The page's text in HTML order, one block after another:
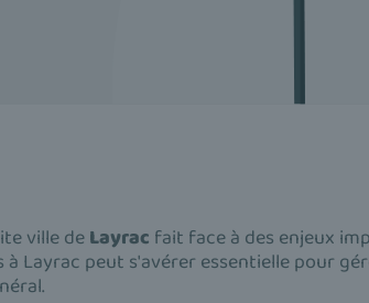
ville deLayrac fait face à des enjeux
Layrac peut s'avérer essentielle pour